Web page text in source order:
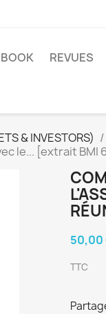
REVUES
& INVESTORS)
le... [extrait BMI
50,00
TTC